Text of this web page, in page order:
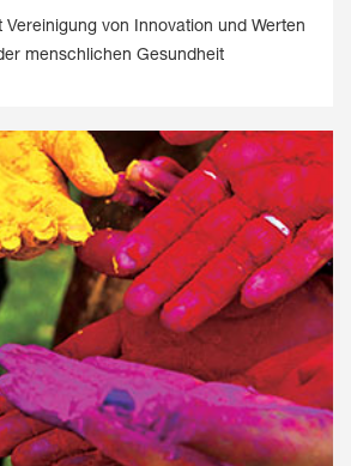
von Innovation und Werten
menschlichen Gesundheit